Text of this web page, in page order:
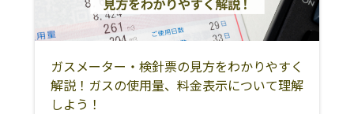
球磨郡錦町
球磨郡多良木町
球磨郡湯前町
球磨郡相良村
球磨郡五木村
球磨郡山江村
球磨郡球磨村
球磨郡あさぎり
町
ガスメーター・検針票の見方をわかりやすく
解説！ガスの使用量、料金表示について理解
しよう！